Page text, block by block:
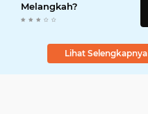
Melangkah?
Lihat Selengkapnya